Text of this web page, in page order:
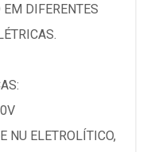
DIFERENTES
NU ELETROLÍTICO,